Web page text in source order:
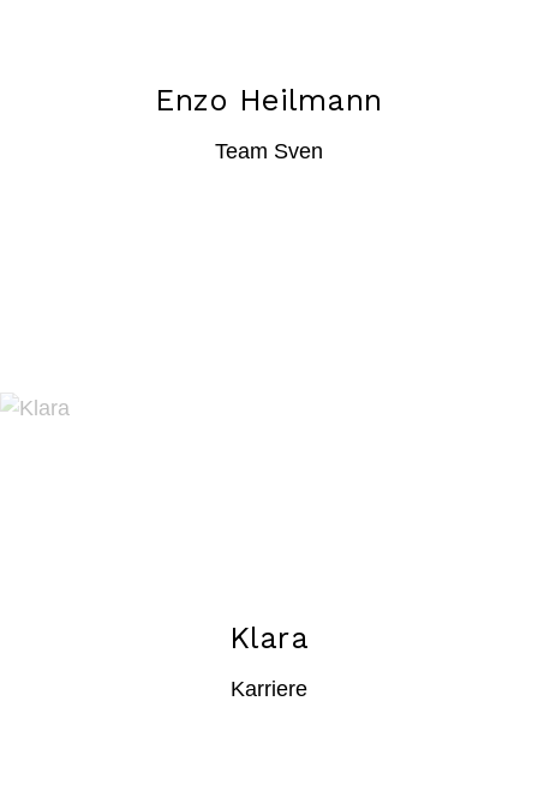
Enzo Heilmann
Team Sven
Klara
Karriere